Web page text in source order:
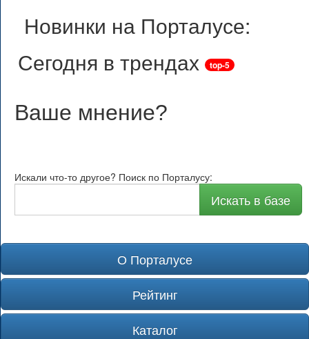
Новинки на Порталусе:
Сегодня в трендах
top-5
Ваше мнение?
Искали что-то другое? Поиск по Порталусу:
Искать в базе
О Порталусе
Рейтинг
Каталог